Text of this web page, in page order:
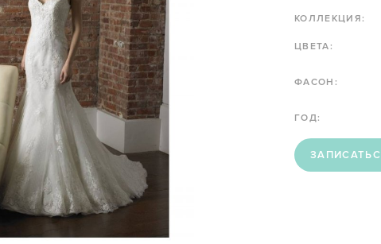
КОЛЛЕКЦИЯ:
ЦВЕТА:
ФАСОН:
ГОД: